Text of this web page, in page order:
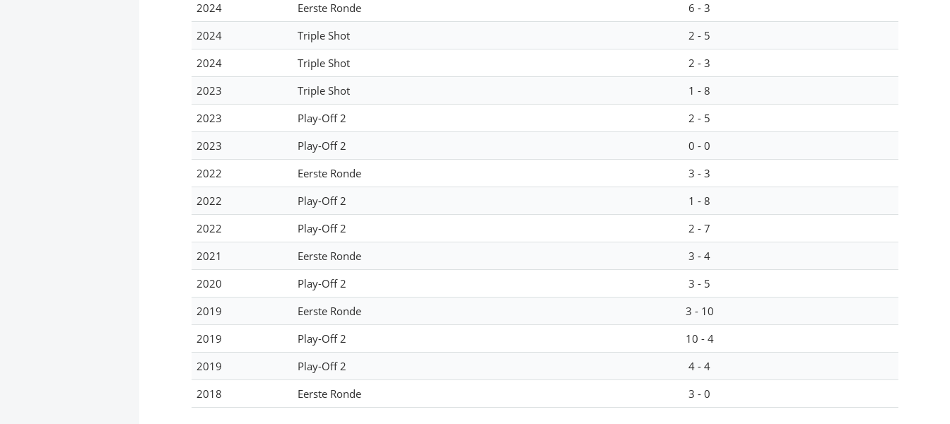
2024
Eerste Ronde
6 - 3
2024
Triple Shot
2 - 5
2024
Triple Shot
2 - 3
2023
Triple Shot
1 - 8
2023
Play-Off 2
2 - 5
2023
Play-Off 2
0 - 0
2022
Eerste Ronde
3 - 3
2022
Play-Off 2
1 - 8
2022
Play-Off 2
2 - 7
2021
Eerste Ronde
3 - 4
2020
Play-Off 2
3 - 5
2019
Eerste Ronde
3 - 10
2019
Play-Off 2
10 - 4
2019
Play-Off 2
4 - 4
2018
Eerste Ronde 3 - 0